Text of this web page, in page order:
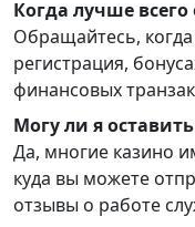
Когда лучше
Обращайтесь,
регистрация,
финансовых
Могу ли я
Да, многие казино
куда вы можете
отзывы о работе